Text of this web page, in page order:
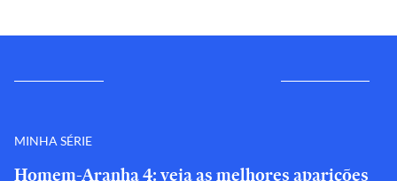
MINHA SÉRIE
Homem-Aranha 4: veja as melhores aparições